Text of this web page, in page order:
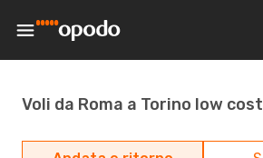
Voli da Roma a Torino low cost